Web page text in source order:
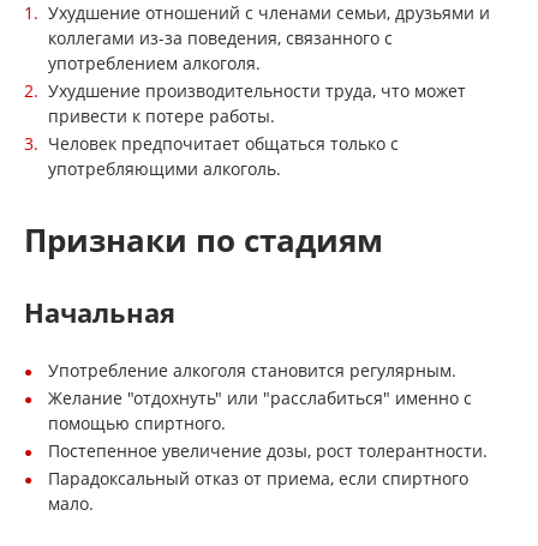
Ухудшение отношений с членами семьи, друзьями и
коллегами из-за поведения, связанного с
употреблением алкоголя.
Ухудшение производительности труда, что может
привести к потере работы.
Человек предпочитает общаться только с
употребляющими алкоголь.
Признаки по стадиям
Начальная
Употребление алкоголя становится регулярным.
Желание "отдохнуть" или "расслабиться" именно с
помощью спиртного.
Постепенное увеличение дозы, рост толерантности.
Парадоксальный отказ от приема, если спиртного
мало.